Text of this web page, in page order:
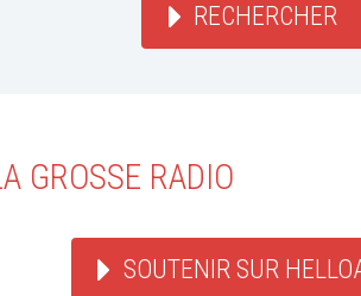
RECHERCHER
GROSSE RADIO
SOUTENIR SUR